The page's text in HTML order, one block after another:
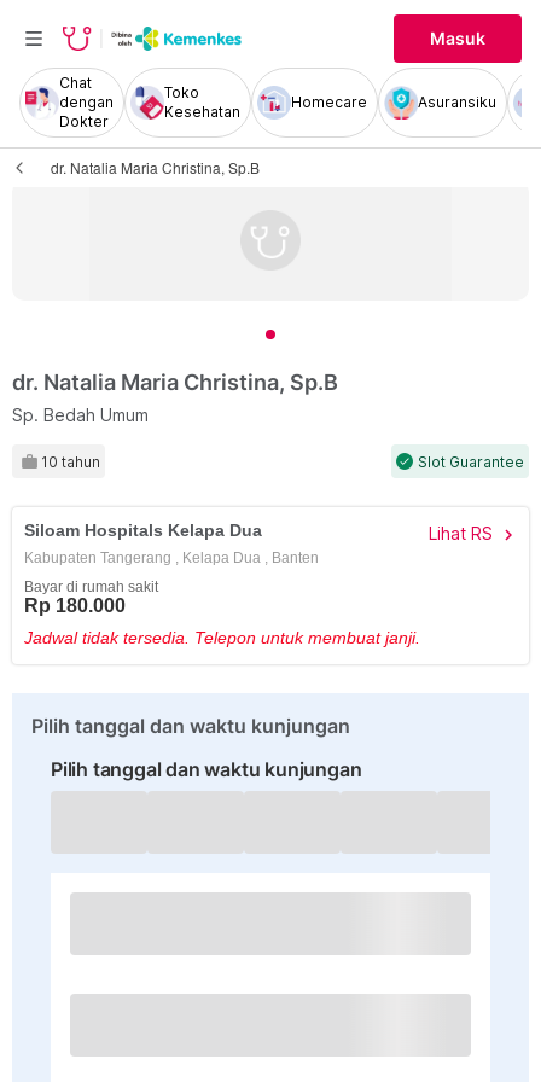
Masuk
Chat
dengan
Dokter
Toko
Kesehatan
Homecare Asuransiku
dr. Natalia Maria Christina, Sp.B
dr. Natalia Maria Christina, Sp.B
Sp. Bedah Umum
10 tahun check Slot Guarantee
Siloam Hospitals Kelapa Dua Lihat RS chevron_right
Kabupaten Tangerang , Kelapa Dua , Banten
Bayar di rumah sakit
Rp 180.000
Jadwal tidak tersedia. Telepon untuk membuat janji.
Pilih tanggal dan waktu kunjungan
Pilih tanggal dan waktu kunjungan